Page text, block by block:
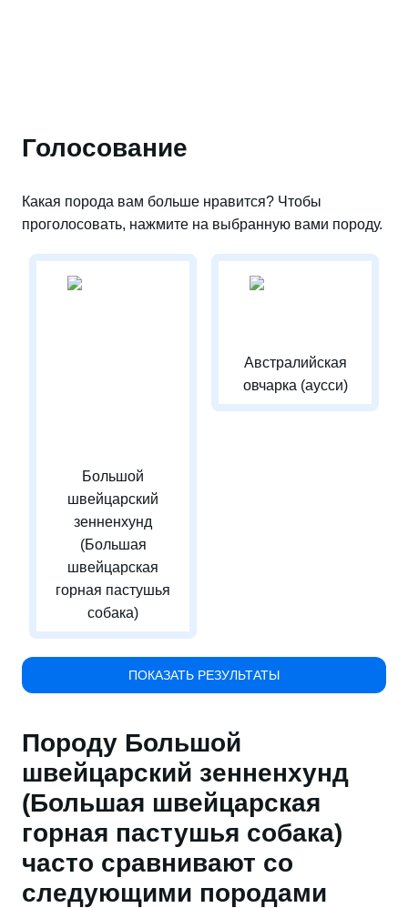
Голосование
Какая порода вам больше нравится? Чтобы
проголосовать, нажмите на выбранную вами породу.
Большой
швейцарский
зенненхунд
(Большая
швейцарская
горная пастушья
собака)
Австралийская
овчарка (аусси)
ПОКАЗАТЬ РЕЗУЛЬТАТЫ
Породу Большой
швейцарский зенненхунд
(Большая швейцарская
горная пастушья собака)
часто сравнивают со
следующими породами